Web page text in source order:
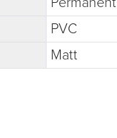
PVC
Matt